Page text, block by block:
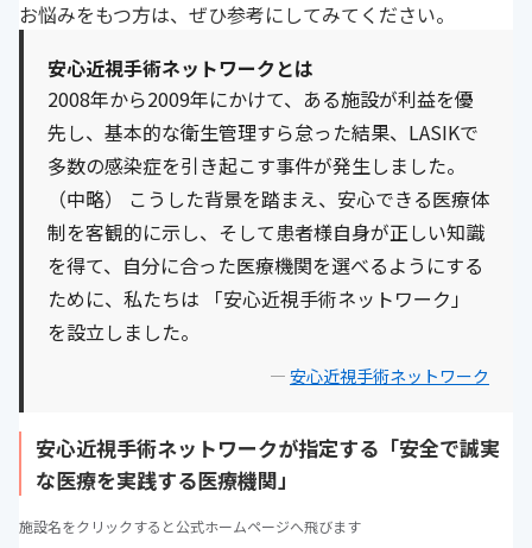
お悩みをもつ方は、ぜひ参考にしてみてください。
安心近視手術ネットワークとは
2008年から2009年にかけて、ある施設が利益を優
先し、基本的な衛生管理すら怠った結果、LASIKで
多数の感染症を引き起こす事件が発生しました。
（中略） こうした背景を踏まえ、安心できる医療体
制を客観的に示し、そして患者様自身が正しい知識
を得て、自分に合った医療機関を選べるようにする
ために、私たちは 「安心近視手術ネットワーク」
を設立しました。
— 安心近視手術ネットワーク
安心近視手術ネットワークが指定する「安全で誠実
な医療を実践する医療機関」
施設名をクリックすると公式ホームページへ飛びます